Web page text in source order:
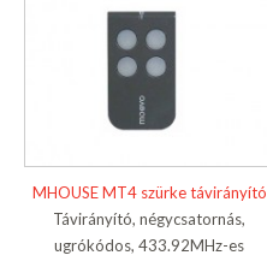
MHOUSE MT4 szürke távirányító
Távirányító, négycsatornás,
ugrókódos, 433.92MHz-es